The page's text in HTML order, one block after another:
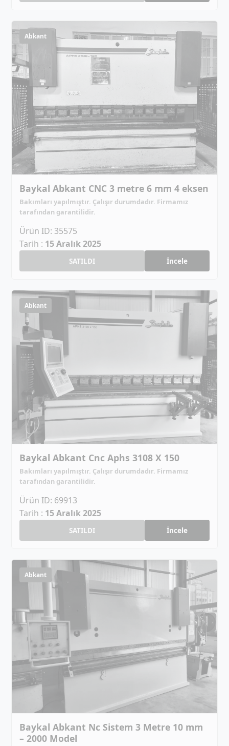
Abkant
Baykal Abkant CNC 3 metre 6 mm 4 eksen
Bakımları yapılmıştır. Çalışır durumdadır. Firmamız
tarafından garantilidir.
Ürün ID: 35575
Tarih : 15 Aralık 2025
SATILDI İncele
Abkant
Baykal Abkant Cnc Aphs 3108 X 150
Bakımları yapılmıştır. Çalışır durumdadır. Firmamız
tarafından garantilidir.
Ürün ID: 69913
Tarih : 15 Aralık 2025
SATILDI İncele
Abkant
Baykal Abkant Nc Sistem 3 Metre 10 mm
– 2000 Model